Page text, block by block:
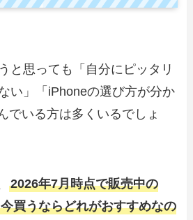
と思っても「自分にピッタリ
い」「iPhoneの選び方が分か
でいる方は多くいるでしょ
2026年7月時点で販売中の
買うならどれがおすすめなの